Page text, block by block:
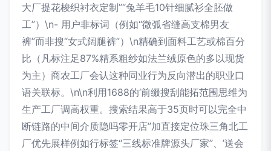
大厂提花梭织衬衣定制”“兔羊毛10针细腻衫全胚做
工”）\n- 用户非标词（例如“微弧省缝高支棉男友
裤”而非搜“女式阔腿裤”）\n精确到面料工艺或棉百分
比（凡标注足87%精系粗纱如法兰绒原色的多以现货
为主）商农工厂会认这种同业行为反向潜出的职业口
语关联标。\n\n利用1688的‘前缀搜刮能拓范围思维为
生产工厂调高权重。搜索结果高于35页时可以完全中
断链路的中间介质隐吗零开店”加直接定位珠三角北工
厂优先展样例如行标签“三线标准牌源头厂家”、’送会